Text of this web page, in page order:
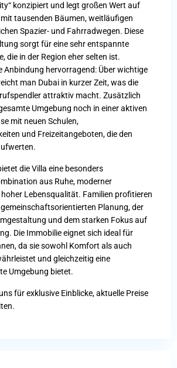
konzipiert und legt großen Wert auf
tausenden Bäumen, weitläufigen
Spazier- und Fahrradwegen. Diese
sorgt für eine sehr entspannte
die in der Region eher selten ist.
Anbindung hervorragend: Über wichtige
man Dubai in kurzer Zeit, was die
attraktiv macht. Zusätzlich
Umgebung noch in einer aktiven
mit neuen Schulen,
und Freizeitangeboten, die den
die Villa eine besonders
aus Ruhe, moderner
Lebensqualität. Familien profitieren
Planung, der
und dem starken Fokus auf
Die Immobilie eignet sich ideal für
da sie sowohl Komfort als auch
und gleichzeitig eine
Umgebung bietet.
für exklusive Einblicke, aktuelle Preise